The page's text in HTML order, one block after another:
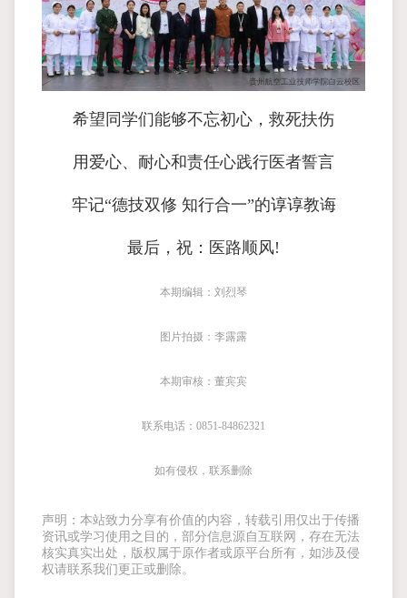
希望同学们能够不忘初心，救死扶伤
用爱心、耐心和责任心践行医者誓言
牢记“德技双修 知行合一”的谆谆教诲
最后，祝：医路顺风!
本期编辑：刘烈琴
图片拍摄：李露露
本期审核：董宾宾
联系电话：0851-84862321
如有侵权，联系删除
声明：本站致力分享有价值的内容，转载引用仅出于传播
资讯或学习使用之目的，部分信息源自互联网，存在无法
核实真实出处，版权属于原作者或原平台所有，如涉及侵
权请联系我们更正或删除。